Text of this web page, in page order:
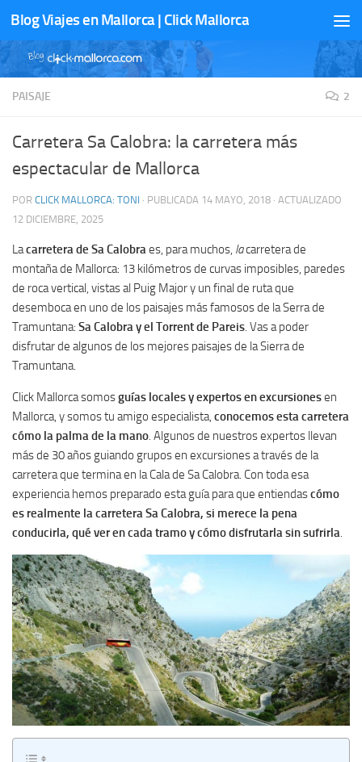
Saltar al contenido
Blog Viajes en Mallorca | Click Mallorca
PAISAJE 2
Carretera Sa Calobra: la carretera más
espectacular de Mallorca
POR CLICK MALLORCA: TONI · PUBLICADA 14 MAYO, 2018 · ACTUALIZADO
12 DICIEMBRE, 2025
Lacarretera de Sa Calobra es, para muchos, lacarretera de
montaña de Mallorca: 13 kilómetros de curvas imposibles, paredes
de roca vertical, vistas al Puig Major y un final de ruta que
desemboca en uno de los paisajes más famosos de la Serra de
Tramuntana: Sa Calobra y el Torrent de Pareis . Vas a poder
disfrutar de algunos de los mejores paisajes de la Sierra de
Tramuntana.
Click Mallorca somosguías locales y expertos en excursionesen
Mallorca, y somos tu amigo especialista, conocemos esta carretera
cómo la palma de la mano . Algunos de nuestros expertos llevan
más de 30 años guiando grupos en excursiones a través de la
carretera que termina en la Cala de Sa Calobra. Con toda esa
experiencia hemos preparado esta guía para que entiendascómo
es realmente la carretera Sa Calobra, si merece la pena
conducirla, qué ver en cada tramo y cómo disfrutarla sin sufrirla